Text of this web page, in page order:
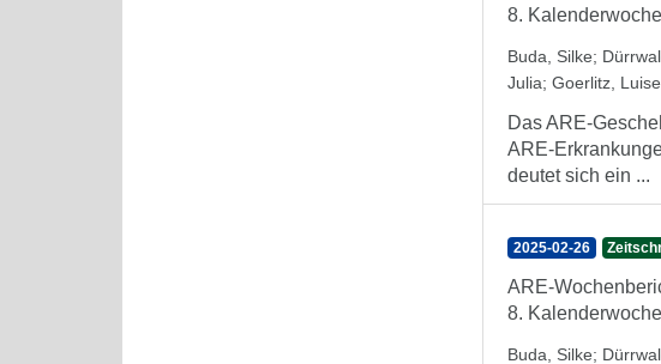
8.
Buda, Silke;
Julia; Goerlitz, Luise
Das ARE-
ARE-
deutet sich ein ...
2025-02-26
ARE-
8.
Buda, Silke;